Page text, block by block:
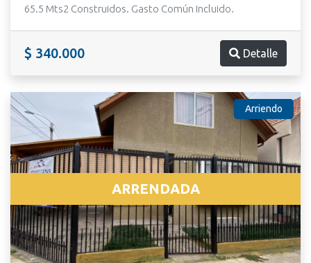
65.5 Mts2 Construidos. Gasto Común Incluido.
$ 340.000 Detalle
Arriendo
ARRENDADA